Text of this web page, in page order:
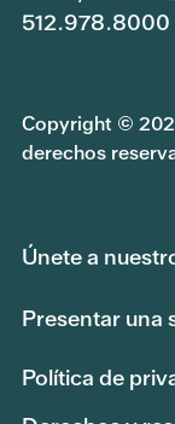
512.978.8000
Copyright ©
derechos
Únete a
Presentar una
Política de